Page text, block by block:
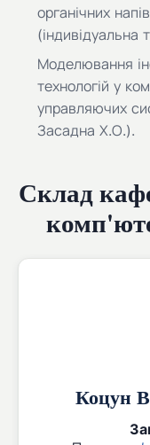
органічних
Моделювання
технологій у
управляючих
Засадна Х.О.).
Склад
Коцун